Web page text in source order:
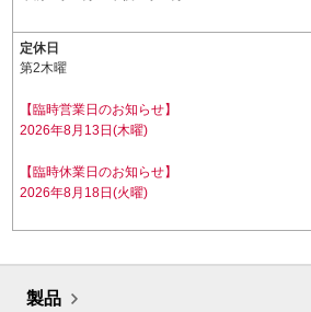
定休日
第2木曜
【臨時営業日のお知らせ】
2026年8月13日(木曜)
【臨時休業日のお知らせ】
2026年8月18日(火曜)
製品